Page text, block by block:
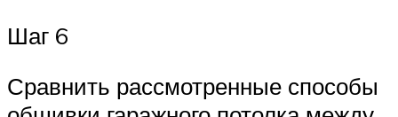
Шаг 6
Сравнить рассмотренные способы